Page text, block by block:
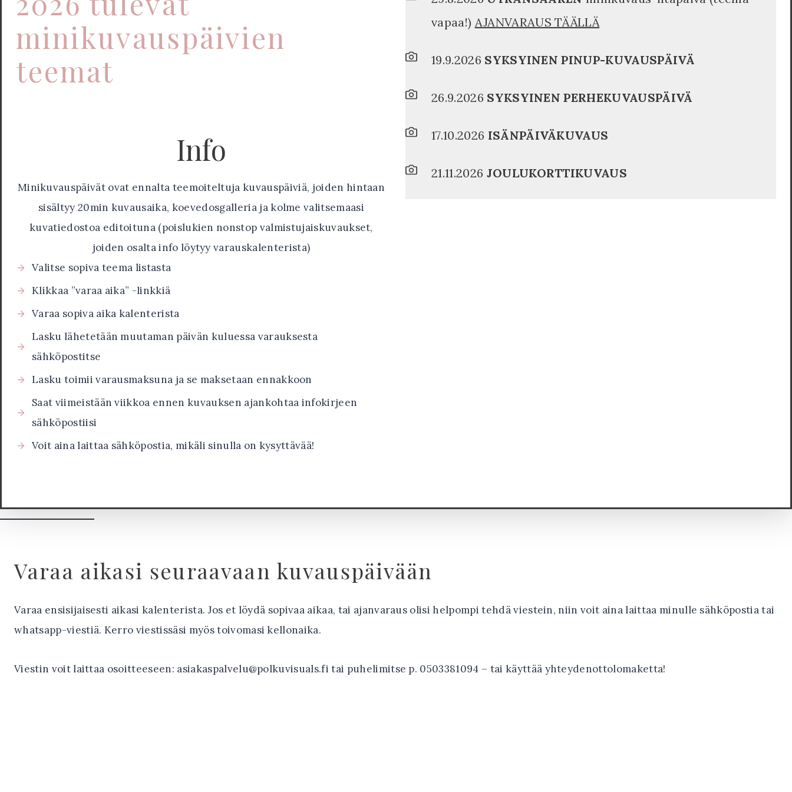
minikuvauspäivien
teemat
Info
Minikuvauspäivät ovat ennalta teemoiteltuja kuvauspäiviä, joiden hintaan
sisältyy 20min kuvausaika, koevedosgalleria ja kolme valitsemaasi
kuvatiedostoa editoituna (poislukien nonstop valmistujaiskuvaukset,
joiden osalta info löytyy varauskalenterista)
Valitse sopiva teema listasta
Klikkaa ”varaa aika” -linkkiä
Varaa sopiva aika kalenterista
Lasku lähetetään muutaman päivän kuluessa varauksesta
sähköpostitse
Lasku toimii varausmaksuna ja se maksetaan ennakkoon
Saat viimeistään viikkoa ennen kuvauksen ajankohtaa infokirjeen
sähköpostiisi
Voit aina laittaa sähköpostia, mikäli sinulla on kysyttävää!
vapaa!) AJANVARAUS TÄÄLLÄ
19.9.2026 SYKSYINEN PINUP-KUVAUSPÄIVÄ
26.9.2026 SYKSYINEN PERHEKUVAUSPÄIVÄ
17.10.2026 ISÄNPÄIVÄKUVAUS
21.11.2026 JOULUKORTTIKUVAUS
Varaa aikasi seuraavaan kuvauspäivään
Varaa ensisijaisesti aikasi kalenterista. Jos et löydä sopivaa aikaa, tai ajanvaraus olisi helpompi tehdä viestein, niin voit aina laittaa minulle sähköpostia tai
whatsapp-viestiä. Kerro viestissäsi myös toivomasi kellonaika.
Viestin voit laittaa osoitteeseen: asiakaspalvelu@polkuvisuals.fi tai puhelimitse p. 0503381094 – tai käyttää yhteydenottolomaketta!